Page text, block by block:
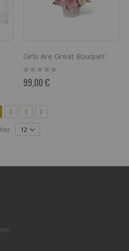
Girls Are Great Bouquet
Rating:
0%
99,00 €
lisez actuellement la page
Page
2 Page
3 Page
Suivant